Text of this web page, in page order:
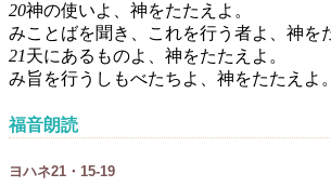
20神の使いよ、神をたたえよ。
みことばを聞き、これを行う者よ、神を
21天にあるものよ、神をたたえよ。
み旨を行うしもべたちよ、神をたたえよ。
福音朗読
ヨハネ21・15-19